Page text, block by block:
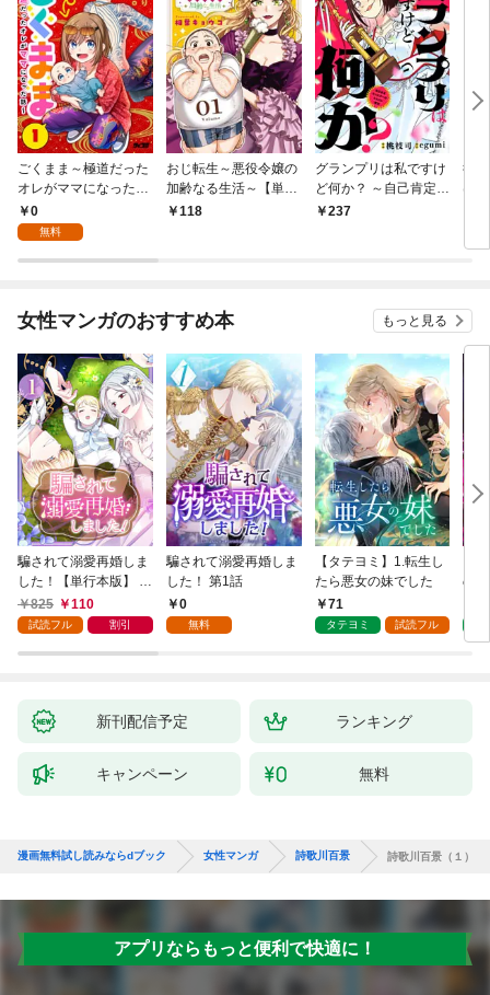
ごくまま～極道だった
オレがママになった話
～【単話】（１）
0
無料
おじ転生～悪役令嬢の
加齢なる生活～【単
話】（１）
118
グランプリは私ですけ
ど何か？ ～自己肯定モ
ンスターのミスコン無
237
後
は
女性マンガのおすすめ本 もっと見る
騙されて溺愛再婚しま
した！【単行本版】 1
巻825 110
試読フル 割引
騙されて溺愛再婚しま
した！ 第1話
0
無料
【タテヨミ】1.転生し
たら悪女の妹でした
71
タテヨミ 試読フル
の
新刊配信予定 ランキング
キャンペーン 無料
漫画無料試し読みならdブック 女性マンガ 詩歌川百景 詩歌川百景（１）
アプリならもっと便利で快適に！